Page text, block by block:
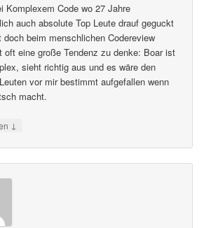
Komplexem Code wo 27 Jahre
auch absolute Top Leute drauf geguckt
doch beim menschlichen Codereview
oft eine große Tendenz zu denke: Boar ist
sieht richtig aus und es wäre den
vor mir bestimmt aufgefallen wenn
macht.
↓